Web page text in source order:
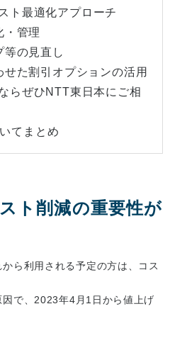
ト最適化アプローチ
・管理
等の見直し
た割引オプションの活用
らぜひNTT東日本にご相
てまとめ
ト削減の重要性が
ら利用される予定の方は、コス
で、2023年4月1日から値上げ